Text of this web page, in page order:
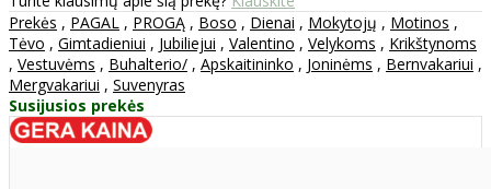
Prekės , PAGAL , PROGĄ , Boso , Dienai , Mokytojų , Motinos ,
Tėvo , Gimtadieniui , Jubiliejui , Valentino , Velykoms , Krikštynoms
, Vestuvėms , Buhalterio/ , Apskaitininko , Joninėms , Bernvakariui ,
Mergvakariui , Suvenyras
Susijusios prekės